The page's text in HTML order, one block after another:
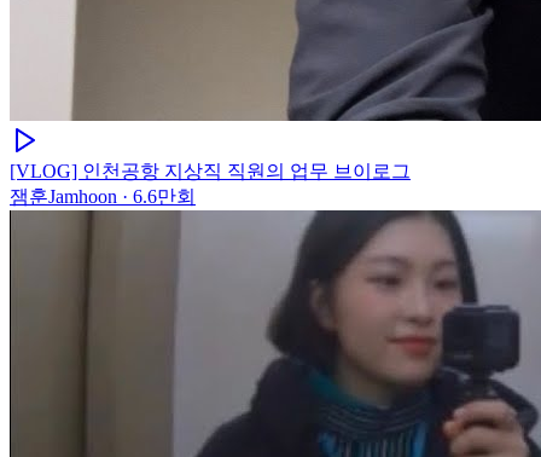
[VLOG] 인천공항 지상직 직원의 업무 브이로그
잼훈Jamhoon · 6.6만회